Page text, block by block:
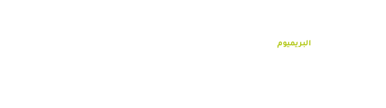
البريميوم